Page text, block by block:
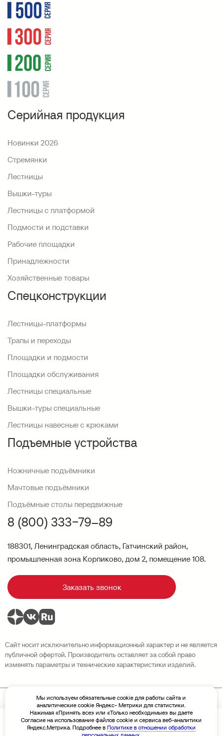
Цена По запросу
Серийная продукция
Новинки 2026
Стремянки
Лестницы
Вышки-туры
Лестницы с платформой
Подмости и подставки
Рабочие площадки
Принадлежности
Хозяйственные товары
Спецконструкции
Лестницы-платформы
Трапы и переходы
Площадки и подмости
Площадки обслуживания
Лестницы специальные
Вышки-туры специальные
Лестницы навесные с крюками
Подъемные устройства
Ножничные подъёмники
Мачтовые подъёмники
Подъёмные столы передвижные
8 (800) 333−79–89
188301, Ленинградская область, Гатчинский район,
промышленная зона Корпиково, дом 2, помещение 108.
Заказать звонок
Сайт носит исключительно информационный характер и не является
публичной офертой. Производитель оставляет за собой право
изменять параметры и технические характеристики изделий.
Политика конфиденциальности
Разработка сайта Sivachёv & Sivachёv
© 2026 Завод высотных конструкций «Новая Высота»
Мы используем обязательные cookie для работы сайта и
аналитические cookie Яндекс- Метрики для статистики.
Нажимая «Принять все» или «Только необходимые» вы даете
Согласие на использование файлов cookie и сервиса веб-аналитики
Яндекс.Метрика. Подробнее в Политике в отношении обработки